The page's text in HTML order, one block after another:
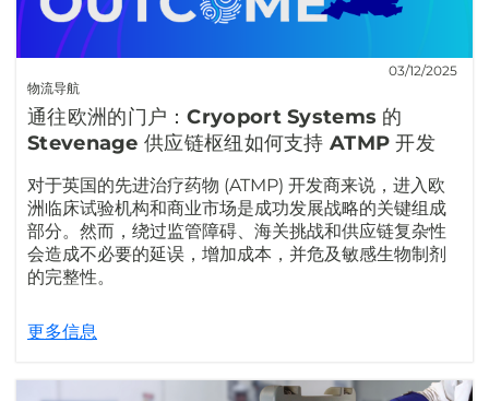
物流导航
03/12/2025
通往欧洲的门户：Cryoport Systems 的
Stevenage 供应链枢纽如何支持 ATMP 开发
对于英国的先进治疗药物 (ATMP) 开发商来说，进入欧
洲临床试验机构和商业市场是成功发展战略的关键组成
部分。然而，绕过监管障碍、海关挑战和供应链复杂性
会造成不必要的延误，增加成本，并危及敏感生物制剂
的完整性。
更多信息